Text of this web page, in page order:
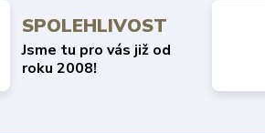
SPOLEHLIVOST
Jsme tu pro vás již od
roku 2008!